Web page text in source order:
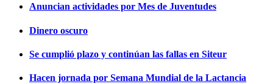
Anuncian actividades por Mes de Juventudes
Dinero oscuro
Se cumplió plazo y continúan las fallas en Siteur
Hacen jornada por Semana Mundial de la Lactancia